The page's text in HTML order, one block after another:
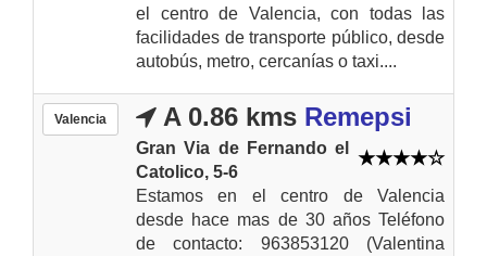
el centro de Valencia, con todas las
facilidades de transporte público, desde
autobús, metro, cercanías o taxi....
Valencia A 0.86 kms Remepsi
Gran Via de Fernando el
Catolico, 5-6
Estamos en el centro de Valencia
desde hace mas de 30 años Teléfono
de contacto: 963853120 (Valentina